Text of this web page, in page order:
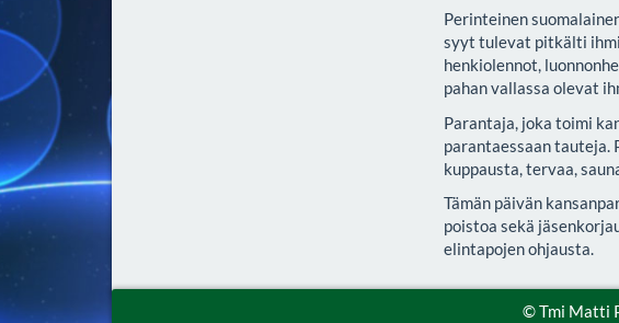
Perinteinen
syyt tulevat pitkälti
henkiolennot,
pahan vallassa olevat
Parantaja, joka toimi
parantaessaan tauteja.
kuppausta, tervaa,
Tämän päivän
poistoa sekä
elintapojen ohjausta.
© Tmi Matti